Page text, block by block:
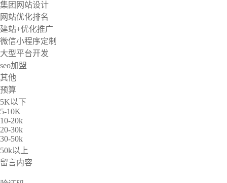
集团网站设计
网站优化排名
建站+优化推广
微信小程序定制
大型平台开发
seo加盟
其他
预算
5K以下
5-10K
10-20k
20-30k
30-50k
50k以上
留言内容